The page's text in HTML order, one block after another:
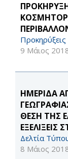
9 Μάιος
ΗΜΕΡΙΔΑ
ΘΕΣΗ ΤΗΣ
ΕΞΕΛΙΞΕΙΣ
Δελτία
8 Μάιος